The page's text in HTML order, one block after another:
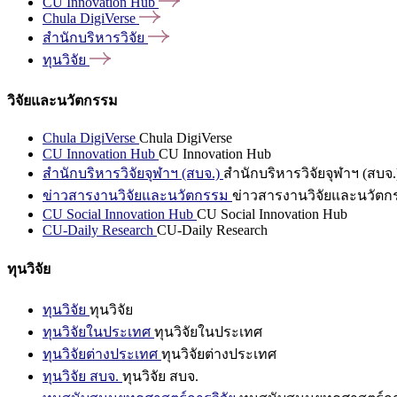
Chula DigiVerse
สำนักบริหารวิจัย
ทุนวิจัย
วิจัยและนวัตกรรม
Chula DigiVerse Chula DigiVerse
CU Innovation Hub CU Innovation Hub
สำนักบริหารวิจัยจุฬาฯ (สบจ.) สำนักบริหารวิจัยจุฬาฯ (สบจ
ข่าวสารงานวิจัยและนวัตกรรม ข่าวสารงานวิจัยและนวัตก
CU Social Innovation Hub CU Social Innovation Hub
CU-Daily Research CU-Daily Research
ทุนวิจัย
ทุนวิจัย ทุนวิจัย
ทุนวิจัยในประเทศ ทุนวิจัยในประเทศ
ทุนวิจัยต่างประเทศ ทุนวิจัยต่างประเทศ
ทุนวิจัย สบจ. ทุนวิจัย สบจ.